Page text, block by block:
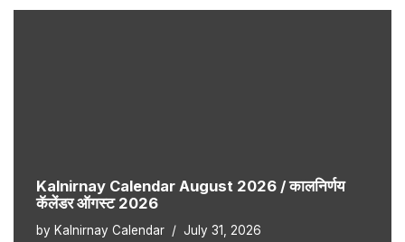
Kalnirnay Calendar August 2026 / कालनिर्णय
कॅलेंडर ऑगस्ट 2026
by Kalnirnay Calendar July 31, 2026